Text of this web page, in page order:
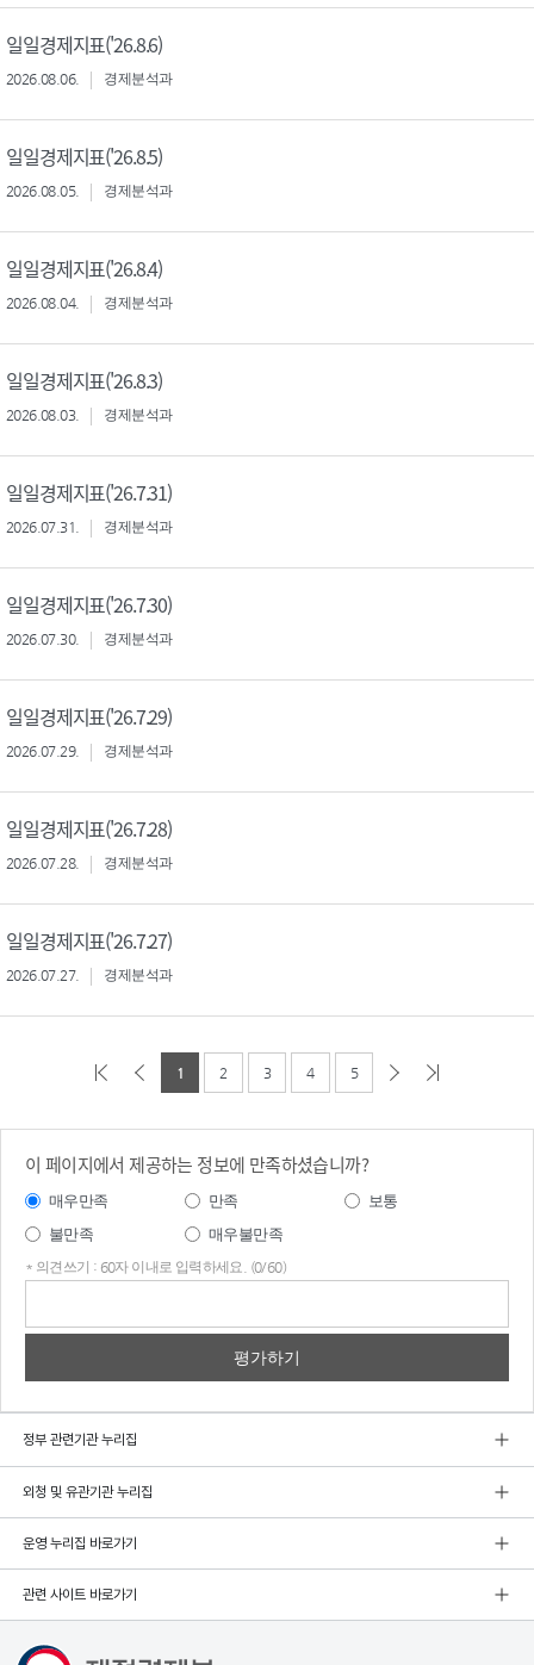
일일경제지표('26.8.6)
2026.08.06. 경제분석과
일일경제지표('26.8.5)
2026.08.05. 경제분석과
일일경제지표('26.8.4)
2026.08.04. 경제분석과
일일경제지표('26.8.3)
2026.08.03. 경제분석과
일일경제지표('26.7.31)
2026.07.31. 경제분석과
일일경제지표('26.7.30)
2026.07.30. 경제분석과
일일경제지표('26.7.29)
2026.07.29. 경제분석과
일일경제지표('26.7.28)
2026.07.28. 경제분석과
일일경제지표('26.7.27)
2026.07.27. 경제분석과
1 2 3 4 5
이 페이지에서 제공하는 정보에 만족하셨습니까?
매우만족 만족
보통
불만족
매우불만족
* 의견쓰기 : 60자 이내로 입력하세요. (0/60)
정부 관련기관 누리집
외청 및 유관기관 누리집
운영 누리집 바로가기
관련 사이트 바로가기